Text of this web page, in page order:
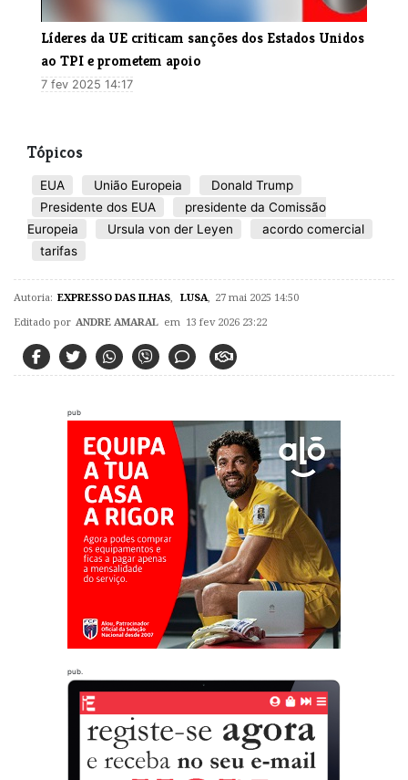
Líderes da UE criticam sanções dos Estados Unidos
ao TPI e prometem apoio
7 fev 2025 14:17
Tópicos
EUA União Europeia
Donald Trump
Presidente dos EUA
presidente da Comissão
Europeia
Ursula von der Leyen
acordo comercial
tarifas
Autoria: EXPRESSO DAS ILHAS LUSA 27 mai 2025 14:50
Editado por ANDRE AMARAL em 13 fev 2026 23:22
pub
pub.